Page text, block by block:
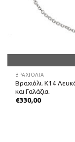
ΒΡΑΧΙΌΛΙΑ
Βραχιόλι. Κ14
και Γαλάζια.
€330,00